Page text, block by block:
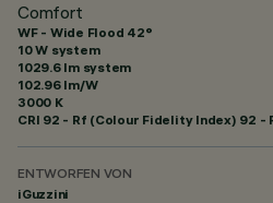
Comfort
WF - Wide Flood 42°
10 W system
1029.6 lm system
102.96 lm/W
3000 K
CRI 92 - Rf (Colour Fidelity Index) 92 -
ENTWORFEN VON
iGuzzini